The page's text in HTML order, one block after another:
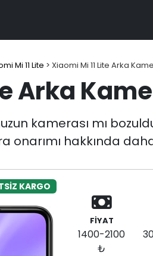
Mi 11 Lite > Xiaomi Mi 11 Lite Arka
Arka
kamerası mı
onarımı hakkında
KARGO
FİYAT
1400-2100
₺